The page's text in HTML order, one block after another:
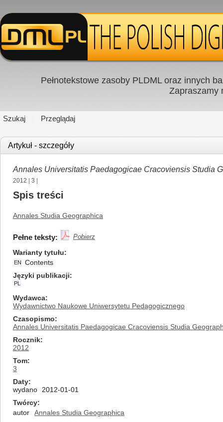
Pełnotekstowe zasoby PLDML oraz innych
Zapraszamy
Szukaj Przeglądaj
Artykuł - szczegóły
Annales Universitatis Paedagogicae Cracoviensis Studia
2012 3
Spis treści
Annales Studia Geographica
Pełne teksty: Pobierz
Warianty tytułu
EN
Contents
Języki publikacji
PL
Wydawca
Wydawnictwo Naukowe Uniwersytetu Pedagogicznego
Czasopismo
Annales Universitatis Paedagogicae Cracoviensis Studia
Rocznik
2012
Tom
3
Daty
wydano
2012-01-01
Twórcy
autor
Annales Studia Geographica